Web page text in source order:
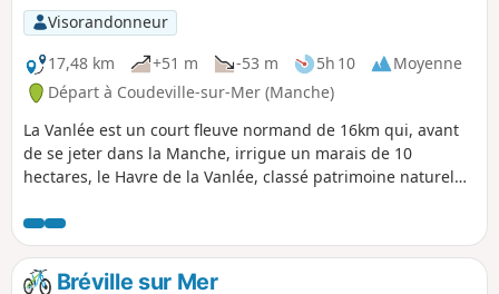
Visorandonneur
17,48 km
+51 m -53 m 5h 10
Moyenne
Départ à Coudeville-sur-Mer (Manche)
La Vanlée est un court fleuve normand de 16km qui, avant
de se jeter dans la Manche, irrigue un marais de 10
hectares, le Havre de la Vanlée, classé patrimoine naturel
salines, il est traversé par une route submersible
recouverte lors de fortes marées. Il y a été recensées
quelques 150 espèces d'oiseaux. On y trouve aussi des
Bréville sur Mer